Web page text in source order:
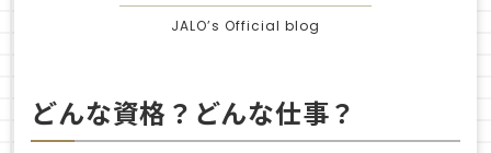
JALO’s Official blog
どんな資格？どんな仕事？